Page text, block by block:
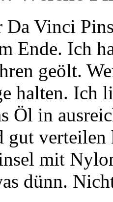
Da Vinci
Ende. Ich
geölt.
halten. Ich
Öl in
gut
mit
dünn.